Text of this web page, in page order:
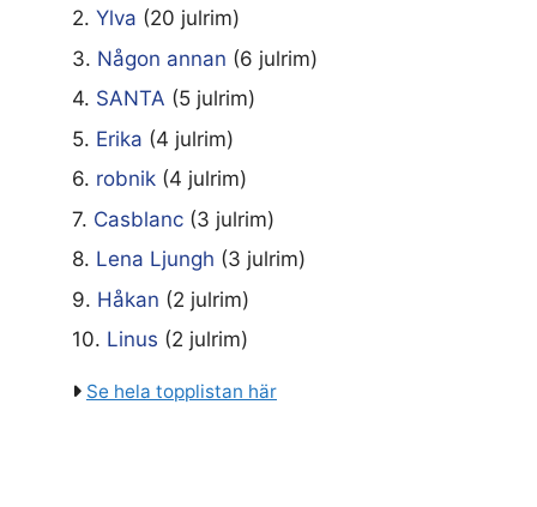
2. Ylva (20 julrim)
3. Någon annan (6 julrim)
4. SANTA (5 julrim)
5. Erika (4 julrim)
6. robnik (4 julrim)
7. Casblanc (3 julrim)
8. Lena Ljungh (3 julrim)
9. Håkan (2 julrim)
10. Linus (2 julrim)
Se hela topplistan här